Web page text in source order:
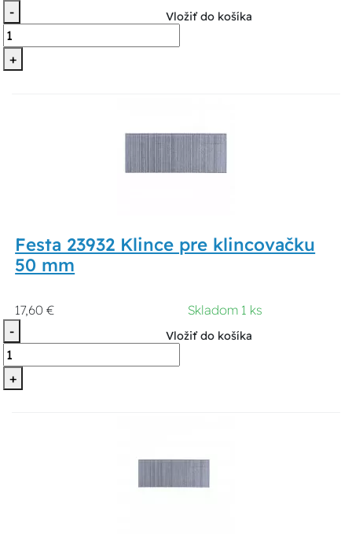
-
+
Vložiť do košíka
Festa 23932 Klince pre klincovačku
50 mm
17,60 €
Skladom 1 ks
-
+
Vložiť do košíka